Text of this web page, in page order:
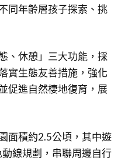
同年齡層孩子探索、挑
、休憩」三大功能，採
實生態友善措施，強化
促進自然棲地復育，展
面積約2.5公頃，其中遊
線規劃，串聯周邊自行